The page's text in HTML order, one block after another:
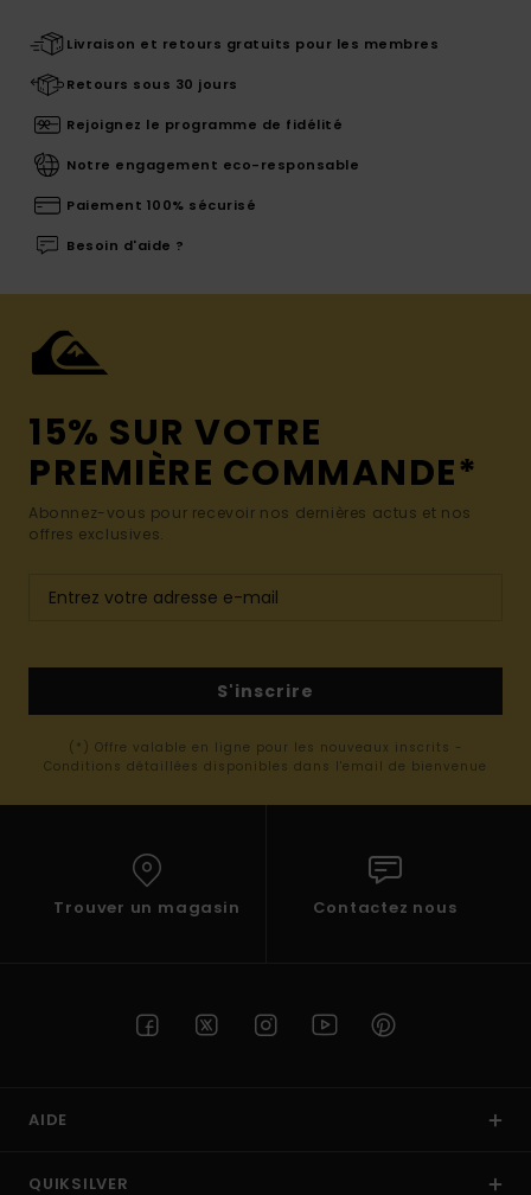
Livraison et retours gratuits pour les membres
Retours sous 30 jours
Rejoignez le programme de fidélité
Notre engagement eco-responsable
Paiement 100% sécurisé
Besoin d'aide ?
15% SUR VOTRE
PREMIÈRE COMMANDE*
Abonnez-vous pour recevoir nos dernières actus et nos
offres exclusives.
S'inscrire
(*) Offre valable en ligne pour les nouveaux inscrits -
Conditions détaillées disponibles dans l'email de bienvenue
Trouver un magasin Contactez nous
AIDE
QUIKSILVER